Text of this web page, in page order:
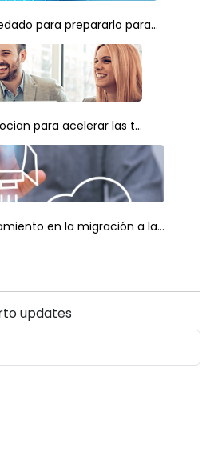
para prepararlo para...
para acelerar las t...
en la migración a la...
updates